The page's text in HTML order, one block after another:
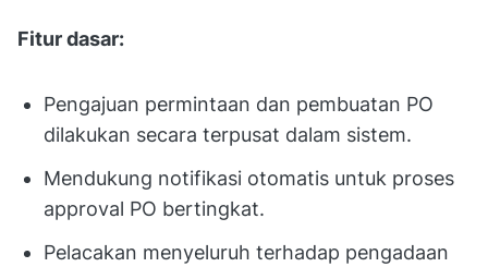
Fitur dasar:
Pengajuan permintaan dan pembuatan PO
dilakukan secara terpusat dalam sistem.
Mendukung notifikasi otomatis untuk proses
approval PO bertingkat.
Pelacakan menyeluruh terhadap pengadaan